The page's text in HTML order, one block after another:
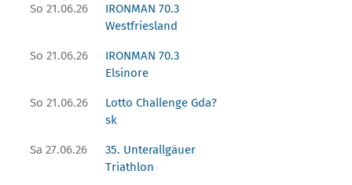
So 21.06.26
IRONMAN 70.3
Westfriesland
So 21.06.26
IRONMAN 70.3
Elsinore
So 21.06.26
Lotto Challenge Gda?
sk
Sa 27.06.26
35. Unterallgäuer
Triathlon